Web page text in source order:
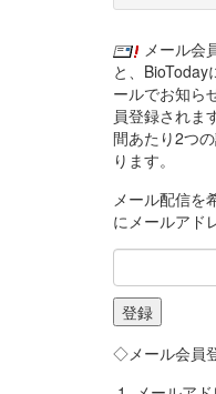
メール会
と、BioToday
ールでお知ら
員登録されま
間あたり2つ
ります。
メール配信を
にメールアド
◇メール会員